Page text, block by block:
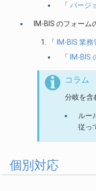
「バージ
IM-BIS のフォーム
「 IM-BIS 業務
「IM-BIS
コラム
分岐を含
ルー
従っ
個別対応